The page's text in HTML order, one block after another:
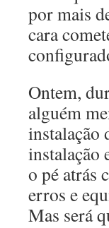
por mais
cara
Ontem,
alguém
instalação
instalação
o pé atrás
erros e
Mas será